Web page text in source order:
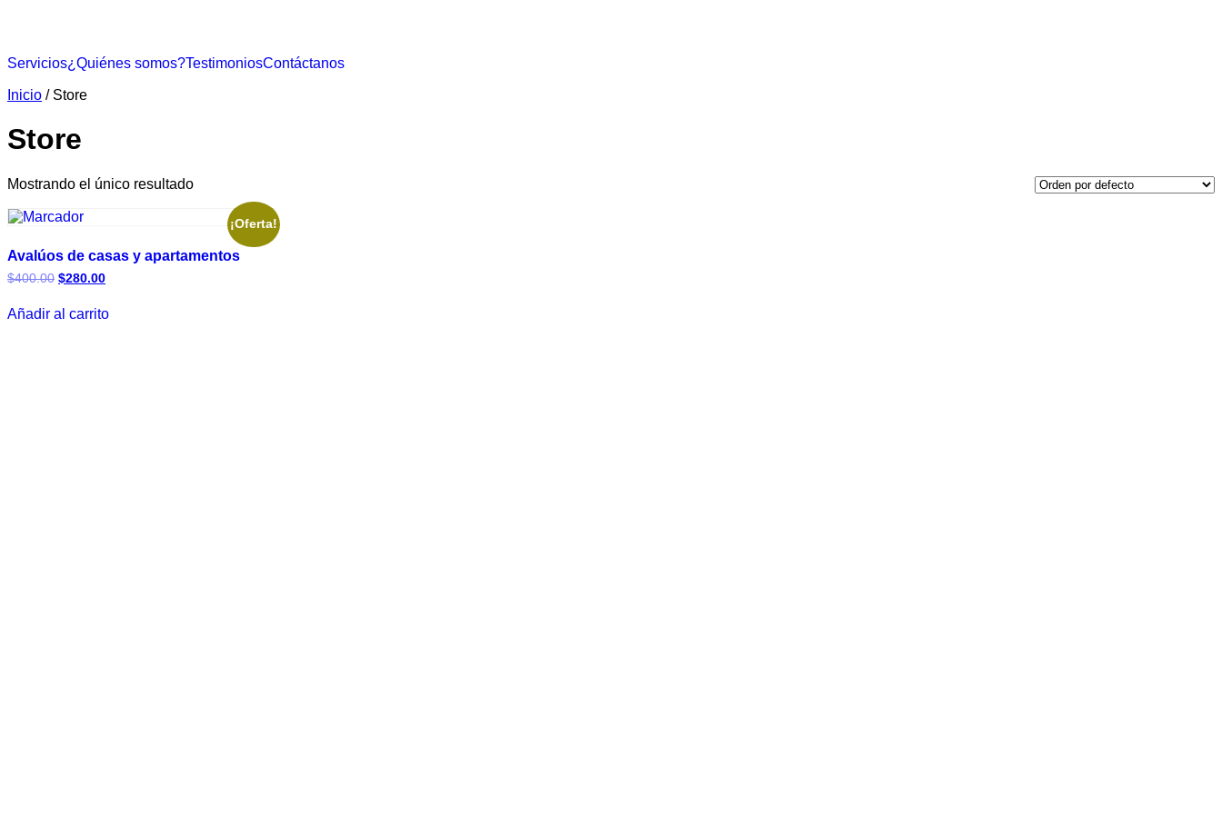
Servicios¿Quiénes somos?TestimoniosContáctanos
Inicio / Store
Store
Mostrando el único resultado
¡Oferta!
Avalúos de casas y apartamentos
$400.00 $280.00
Añadir al carrito